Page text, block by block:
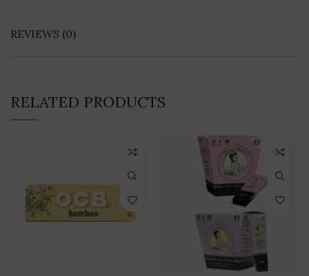
REVIEWS (0)
RELATED PRODUCTS